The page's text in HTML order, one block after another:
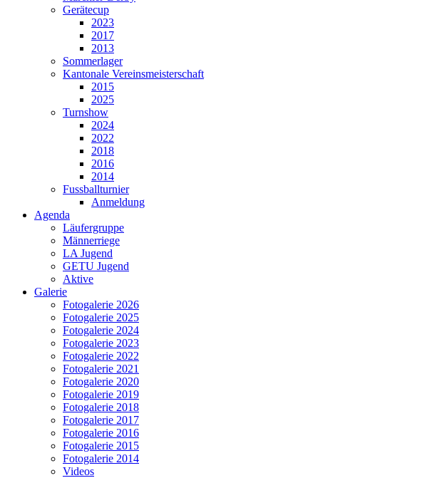
Gerätecup
2023
2017
2013
Sommerlager
Kantonale Vereinsmeisterschaft
2015
2025
Turnshow
2024
2022
2018
2016
2014
Fussballturnier
Anmeldung
Agenda
Läufergruppe
Männerriege
LA Jugend
GETU Jugend
Aktive
Galerie
Fotogalerie 2026
Fotogalerie 2025
Fotogalerie 2024
Fotogalerie 2023
Fotogalerie 2022
Fotogalerie 2021
Fotogalerie 2020
Fotogalerie 2019
Fotogalerie 2018
Fotogalerie 2017
Fotogalerie 2016
Fotogalerie 2015
Fotogalerie 2014
Videos